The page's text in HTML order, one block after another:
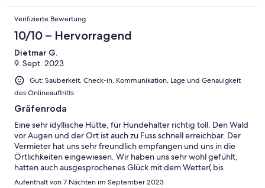
Verifizierte Bewertung
10/10 – Hervorragend
Dietmar G.
9. Sept. 2023
Gut: Sauberkeit, Check-in, Kommunikation, Lage und Genauigkeit
des Onlineauftritts
Gräfenroda
Eine sehr idyllische Hütte, für Hundehalter richtig toll. Den Wald
vor Augen und der Ort ist auch zu Fuss schnell erreichbar. Der
Vermieter hat uns sehr freundlich empfangen und uns in die
Örtlichkeiten eingewiesen. Wir haben uns sehr wohl gefühlt,
hatten auch ausgesprochenes Glück mit dem Wetter( bis
30Grad).
Aufenthalt von 7 Nächten im September 2023